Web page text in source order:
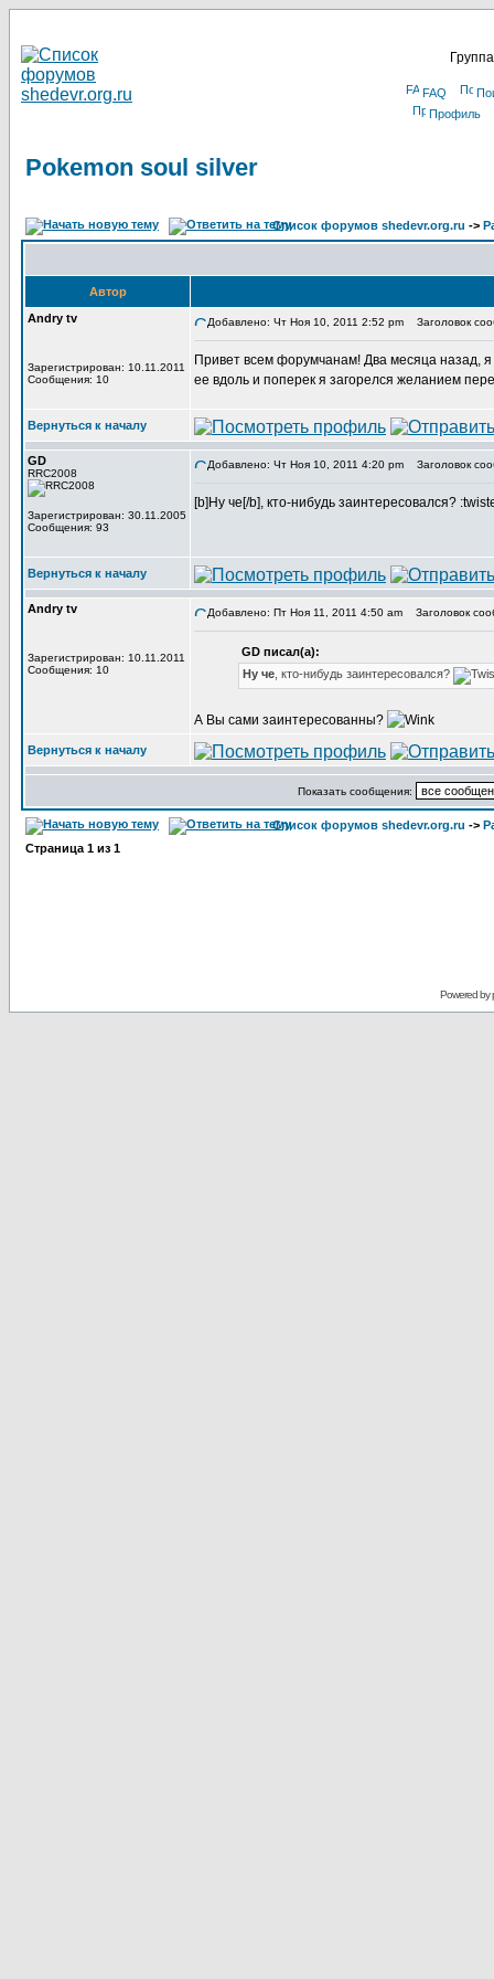
FAQ
Профиль
Pokemon soul silver
Список форумов shedevr.org.ru ->
Автор
Andry tv
Зарегистрирован: 10.11.2011
Сообщения: 10
Добавлено: Чт Ноя 10, 2011 2:52 pm Заголовок
Привет всем форумчанам! Два месяца назад,
ее вдоль и поперек я загорелся желанием
Вернуться к началу
GD
RRC2008
Зарегистрирован: 30.11.2005
Сообщения: 93
Добавлено: Чт Ноя 10, 2011 4:20 pm Заголовок
[b]Ну че[/b], кто-нибудь заинтересовался?
Вернуться к началу
Andry tv
Зарегистрирован: 10.11.2011
Сообщения: 10
Добавлено: Пт Ноя 11, 2011 4:50 am Заголовок
GD писал(а):
Ну че , кто-нибудь заинтересовался?
А Вы сами заинтересованны?
Вернуться к началу
Показать сообщения:
Список форумов shedevr.org.ru ->
Страница 1 из 1
Powered by